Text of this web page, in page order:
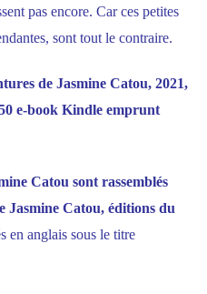
pas encore. Car ces petites
sont tout le contraire.
de Jasmine Catou, 2021,
e-book Kindle emprunt
Catou sont rassemblés
Jasmine Catou, éditions du
en anglais sous le titre